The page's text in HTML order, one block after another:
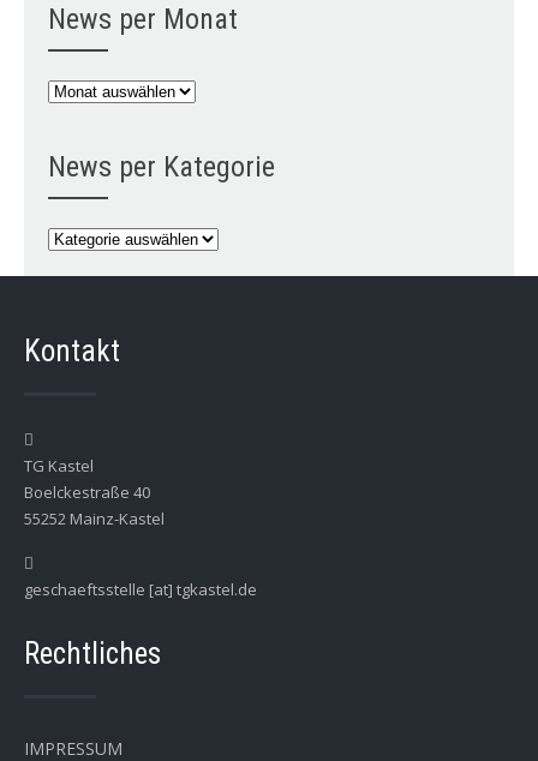
News per Monat
News
News per Kategorie
News
Kontakt
TG Kastel
Boelckestraße 40
55252 Mainz-Kastel
geschaeftsstelle [at] tgkastel.de
Rechtliches
IMPRESSUM